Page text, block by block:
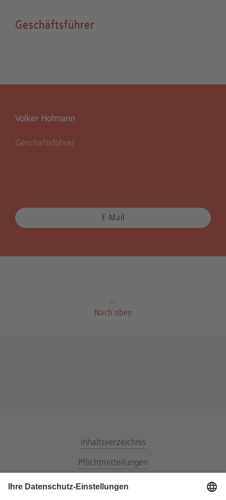
Geschäftsführer
Volker Hofmann
Geschäftsführer
E-Mail
Nach oben
Inhaltsverzeichnis
Pflichtmitteilungen
Energiemarktpartner